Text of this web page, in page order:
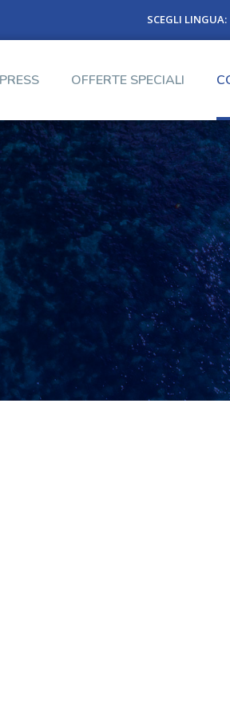
SCEGLI LINGUA:
PRESS OFFERTE SPECIALI